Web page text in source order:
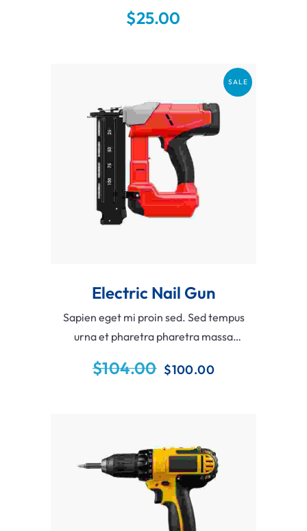
habitant morbi tristique senectus et
$25.00
SALE
Add To Cart
Electric Nail Gun
Sapien eget mi proin sed. Sed tempus
urna et pharetra pharetra massa
euismod nisi porta lorem mollis aliqua
$104.00 $100.00
Add To Cart